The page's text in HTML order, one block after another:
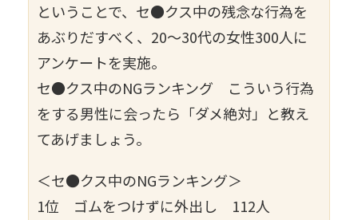
ということで、セ●クス中の残念な行為を
あぶりだすべく、20～30代の女性300人に
アンケートを実施。
セ●クス中のNGランキング こういう行為
をする男性に会ったら「ダメ絶対」と教え
てあげましょう。
＜セ●クス中のNGランキング＞
1位 ゴムをつけずに外出し 112人